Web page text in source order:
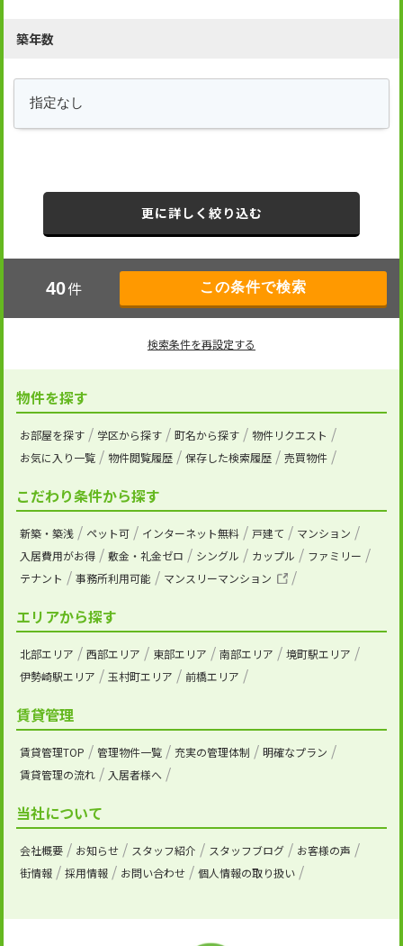
築年数
更に詳しく絞り込む
40件
検索条件を再設定する
物件を探す
お部屋を探す 学区から探す 町名から探す
物件リクエスト
お気に入り一覧
物件閲覧履歴 保存した検索履歴 売買物件
こだわり条件から探す
新築・築浅 ペット可 インターネット無料 戸建て
マンション
入居費用がお得
敷金・礼金ゼロ シングル カップル
ファミリー
テナント
事務所利用可能 マンスリーマンション
エリアから探す
北部エリア 西部エリア 東部エリア 南部エリア
境町駅エリア
伊勢崎駅エリア
玉村町エリア 前橋エリア
賃貸管理
賃貸管理TOP 管理物件一覧 充実の管理体制
明確なプラン
賃貸管理の流れ
入居者様へ
当社について
会社概要 お知らせ スタッフ紹介 スタッフブログ
お客様の声
街情報
採用情報 お問い合わせ 個人情報の取り扱い